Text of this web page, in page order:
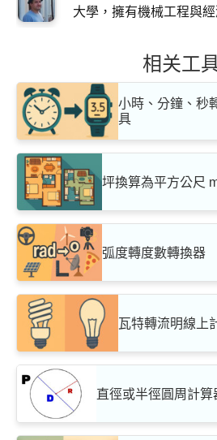
大學，擁有機械工程與
相关工
小時、分鐘、秒
具
坪換算為平方公尺
弧度轉度數轉換器
瓦特轉流明線上
直徑或半徑圓周計算